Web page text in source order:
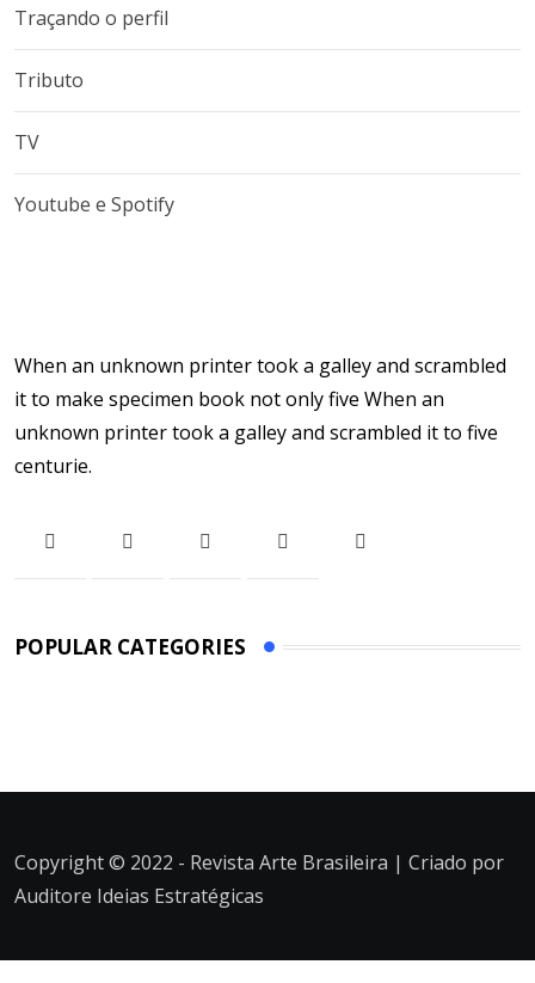
Traçando o perfil
Tributo
TV
Youtube e Spotify
When an unknown printer took a galley and scrambled
it to make specimen book not only five When an
unknown printer took a galley and scrambled it to five
centurie.
POPULAR CATEGORIES
Copyright © 2022 - Revista Arte Brasileira | Criado por
Auditore Ideias Estratégicas